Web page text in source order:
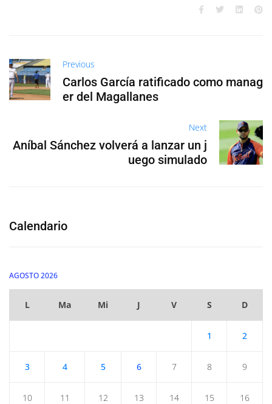
Previous
Carlos García ratificado como manag
er del Magallanes
Next
Aníbal Sánchez volverá a lanzar un j
uego simulado
Calendario
AGOSTO 2026
L Ma Mi J V S D
1 2
3 4 5 6 7 8 9
10 11 12 13 14 15 16